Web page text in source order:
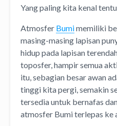
Yang paling kita kenal
Atmosfer Bumimemiliki
masing-masing lapisan
hidup pada lapisan
toposfer, hampir semua
itu, sebagian besar awan
tinggi kita pergi, semakin
tersedia untuk bernafas
atmosfer Bumi terlepas ke